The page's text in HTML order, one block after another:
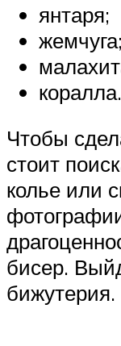
янтаря;
жемчуга;
коралла.
Чтобы
стоит
колье или
бисер.
бижутерия.